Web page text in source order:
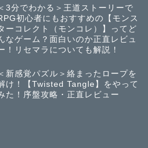
3分でわかる＞王道ストーリーで
初心者にもおすすめの【モンス
ーコレクト（モンコレ）】ってど
なゲーム？面白いのか正直レビュ
！リセマラについても解説！
新感覚パズル＞絡まったロープを
け！【Twisted Tangle】をやって
た！序盤攻略・正直レビュー